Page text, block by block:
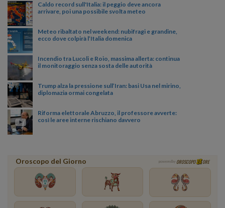
Caldo record sull'Italia: il peggio deve ancora
arrivare, poi una possibile svolta meteo
Meteo ribaltato nel weekend: nubifragi e grandine,
ecco dove colpirà l’Italia domenica
Incendio tra Lucoli e Roio, massima allerta: continua
il monitoraggio senza sosta delle autorità
Trump alza la pressione sull’Iran: basi Usa nel mirino,
diplomazia ormai congelata
Riforma elettorale Abruzzo, il professore avverte:
così le aree interne rischiano davvero
Oroscopo del Giorno powered by OROSCOPO ORE